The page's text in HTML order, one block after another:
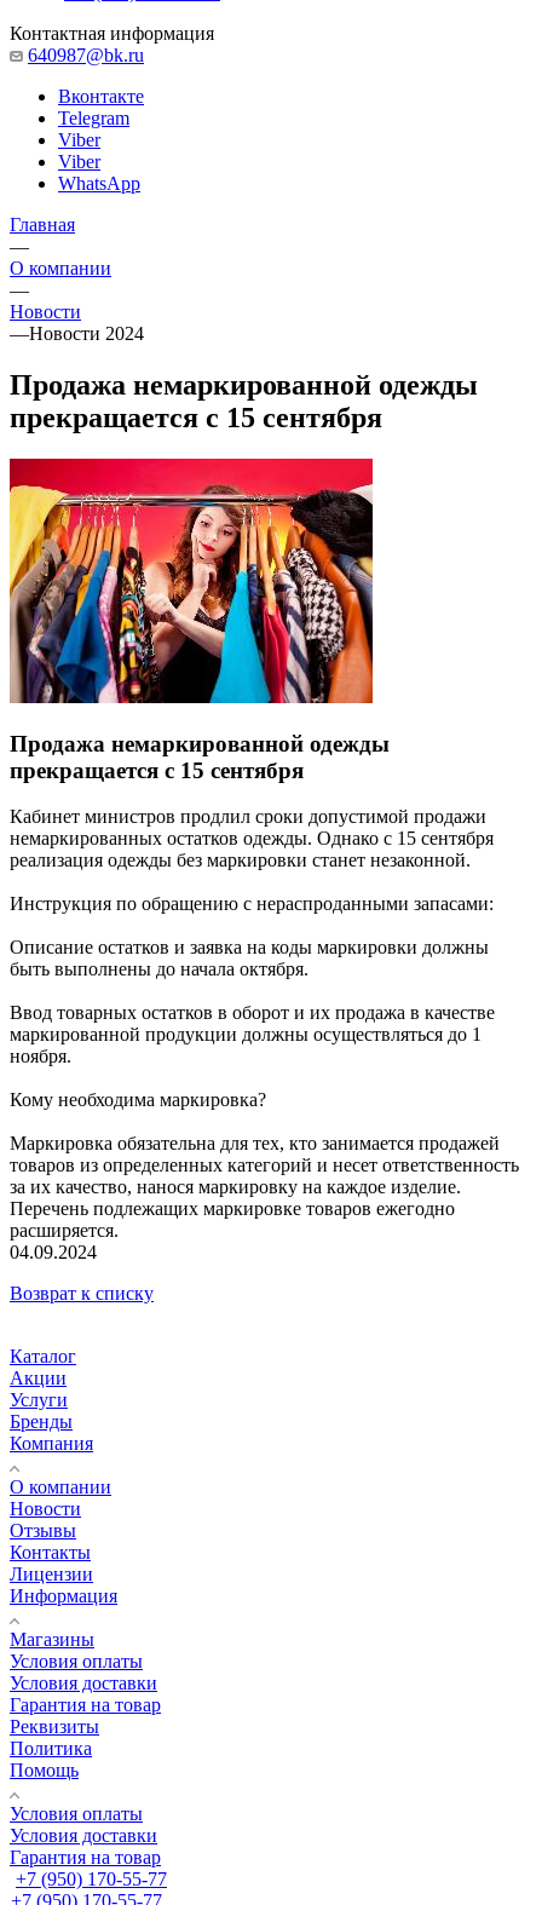
Контактная информация
640987@bk.ru
Вконтакте
Telegram
Viber
Viber
WhatsApp
Главная
—
О компании
—
Новости
—Новости 2024
Продажа немаркированной одежды
прекращается с 15 сентября
Продажа немаркированной одежды
прекращается с 15 сентября
Кабинет министров продлил сроки допустимой продажи
немаркированных остатков одежды. Однако с 15 сентября
реализация одежды без маркировки станет незаконной.
Инструкция по обращению с нераспроданными запасами:
Описание остатков и заявка на коды маркировки должны
быть выполнены до начала октября.
Ввод товарных остатков в оборот и их продажа в качестве
маркированной продукции должны осуществляться до 1
ноября.
Кому необходима маркировка?
Маркировка обязательна для тех, кто занимается продажей
товаров из определенных категорий и несет ответственность
за их качество, нанося маркировку на каждое изделие.
Перечень подлежащих маркировке товаров ежегодно
расширяется.
04.09.2024
Возврат к списку
Каталог
Акции
Услуги
Бренды
Компания
О компании
Новости
Отзывы
Контакты
Лицензии
Информация
Магазины
Условия оплаты
Условия доставки
Гарантия на товар
Реквизиты
Политика
Помощь
Условия оплаты
Условия доставки
Гарантия на товар
+7 (950) 170-55-77